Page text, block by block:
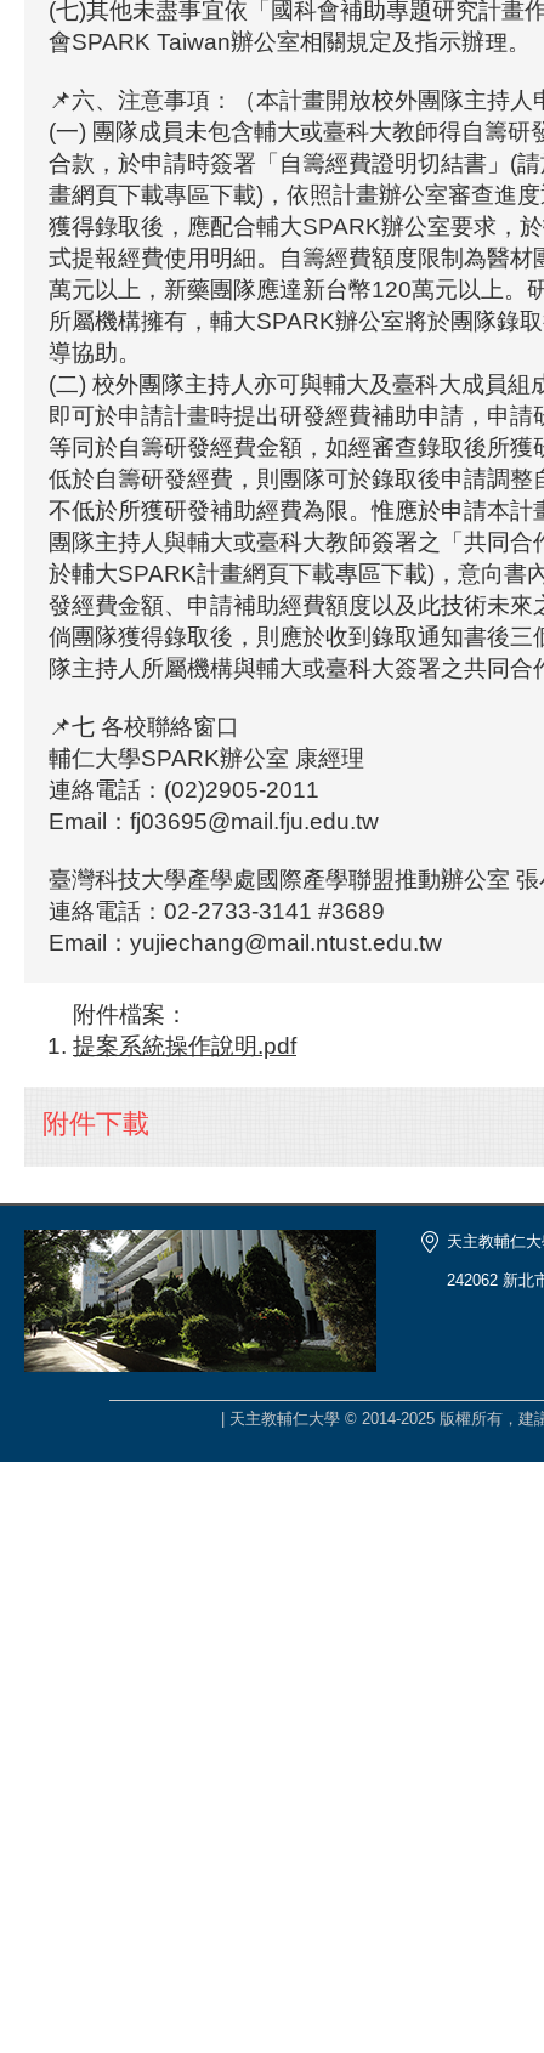
(七)其他未盡事宜依「國科會補助專題研究計畫
會SPARK Taiwan辦公室相關規定及指示辦理。
📌六、注意事項：（本計畫開放校外團隊主持人
(一) 團隊成員未包含輔大或臺科大教師得自籌研
合款，於申請時簽署「自籌經費證明切結書」(
畫網頁下載專區下載)，依照計畫辦公室審查進
獲得錄取後，應配合輔大SPARK辦公室要求，
式提報經費使用明細。自籌經費額度限制為醫材
萬元以上，新藥團隊應達新台幣120萬元以上。
所屬機構擁有，輔大SPARK辦公室將於團隊錄
導協助。
(二) 校外團隊主持人亦可與輔大及臺科大成員組
即可於申請計畫時提出研發經費補助申請，申請
等同於自籌研發經費金額，如經審查錄取後所獲
低於自籌研發經費，則團隊可於錄取後申請調整
不低於所獲研發補助經費為限。惟應於申請本計
團隊主持人與輔大或臺科大教師簽署之「共同合
於輔大SPARK計畫網頁下載專區下載)，意向書
發經費金額、申請補助經費額度以及此技術未來
倘團隊獲得錄取後，則應於收到錄取通知書後三
隊主持人所屬機構與輔大或臺科大簽署之共同合
📌七 各校聯絡窗口
輔仁大學SPARK辦公室 康經理
連絡電話：(02)2905-2011
Email：fj03695@mail.fju.edu.tw
臺灣科技大學產學處國際產學聯盟推動辦公室
連絡電話：02-2733-3141 #3689
Email：yujiechang@mail.ntust.edu.tw
附件檔案：
提案系統操作說明.pdf
附件下載
天主教輔仁
242062 新北
| 天主教輔仁大學 © 2014-2025 版權所有，